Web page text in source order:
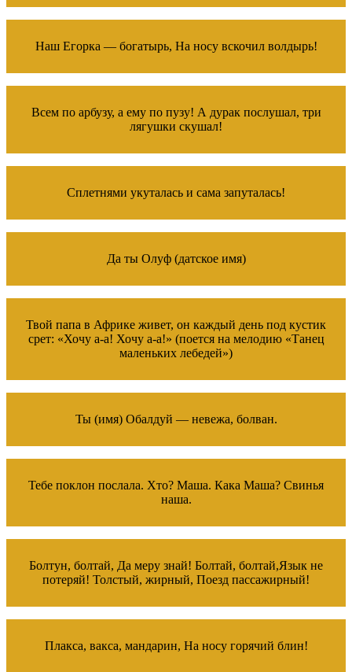
Наш Егорка — богатырь, На носу вскочил волдырь!
Всем по арбузу, а ему по пузу! А дурак послушал, три
лягушки скушал!
Сплетнями укуталась и сама запуталась!
Да ты Олуф (датское имя)
Твой папа в Африке живет, он каждый день под кустик
срет: «Хочу а-а! Хочу а-а!» (поется на мелодию «Танец
маленьких лебедей»)
Ты (имя) Обалдуй — невежа, болван.
Тебе поклон послала. Хто? Маша. Кака Маша? Свинья
наша.
Болтун, болтай, Да меру знай! Болтай, болтай,Язык не
потеряй! Толстый, жирный, Поезд пассажирный!
Плакса, вакса, мандарин, На носу горячий блин!